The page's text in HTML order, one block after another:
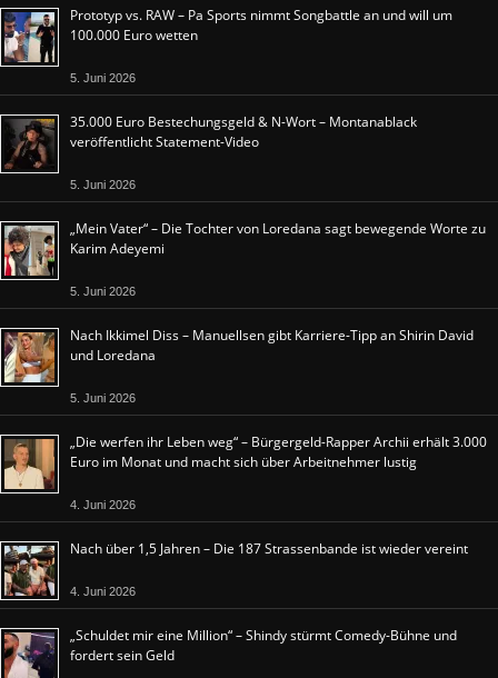
Prototyp vs. RAW – Pa Sports nimmt Songbattle an und will um
100.000 Euro wetten
5. Juni 2026
35.000 Euro Bestechungsgeld & N-Wort – Montanablack
veröffentlicht Statement-Video
5. Juni 2026
„Mein Vater“ – Die Tochter von Loredana sagt bewegende Worte zu
Karim Adeyemi
5. Juni 2026
Nach Ikkimel Diss – Manuellsen gibt Karriere-Tipp an Shirin David
und Loredana
5. Juni 2026
„Die werfen ihr Leben weg“ – Bürgergeld-Rapper Archii erhält 3.000
Euro im Monat und macht sich über Arbeitnehmer lustig
4. Juni 2026
Nach über 1,5 Jahren – Die 187 Strassenbande ist wieder vereint
4. Juni 2026
„Schuldet mir eine Million“ – Shindy stürmt Comedy-Bühne und
fordert sein Geld